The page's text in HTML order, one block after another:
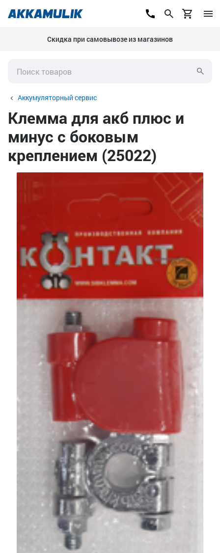
Скидка при самовывозе из магазинов
Аккумуляторный сервис
Клемма для акб плюс и
минус с боковым
креплением (25022)